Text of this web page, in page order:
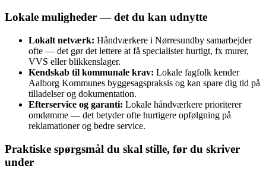
Lokale muligheder — det du kan udnytte
Lokalt netværk: Håndværkere i Nørresundby samarbejder
ofte — det gør det lettere at få specialister hurtigt, fx murer,
VVS eller blikkenslager.
Kendskab til kommunale krav: Lokale fagfolk kender
Aalborg Kommunes byggesagspraksis og kan spare dig tid på
tilladelser og dokumentation.
Efterservice og garanti: Lokale håndværkere prioriterer
omdømme — det betyder ofte hurtigere opfølgning på
reklamationer og bedre service.
Praktiske spørgsmål du skal stille, før du skriver
under